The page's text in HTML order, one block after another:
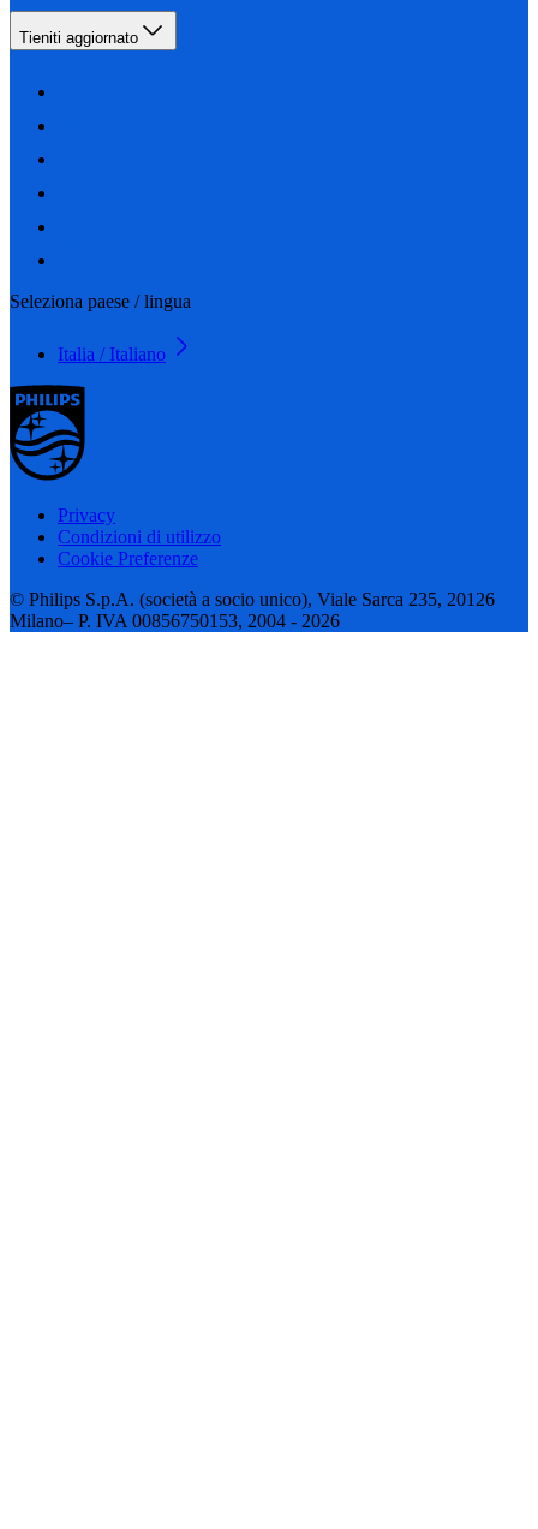
Tieniti aggiornato
Seleziona paese / lingua
Italia / Italiano
Privacy
Condizioni di utilizzo
Cookie Preferenze
© Philips S.p.A. (società a socio unico), Viale Sarca 235, 20126
Milano– P. IVA 00856750153, 2004 - 2026